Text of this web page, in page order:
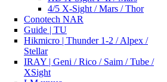
4/5 X-Sight / Mars / Thor
Conotech NAR
Guide | TU
Hikmicro | Thunder 1-2 / Alpex /
Stellar
IRAY | Geni / Rico / Saim / Tube /
XSight